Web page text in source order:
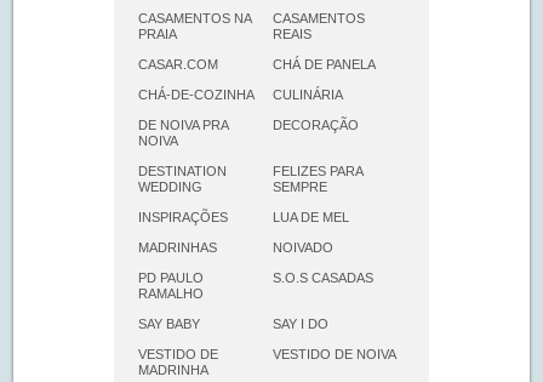
CASAMENTOS NA
PRAIA
CASAMENTOS
REAIS
CASAR.COM CHÁ DE PANELA
CHÁ-DE-COZINHA CULINÁRIA
DE NOIVA PRA
NOIVA
DECORAÇÃO
DESTINATION
WEDDING
FELIZES PARA
SEMPRE
INSPIRAÇÕES LUA DE MEL
MADRINHAS NOIVADO
PD PAULO
RAMALHO
S.O.S CASADAS
SAY BABY SAY I DO
VESTIDO DE
MADRINHA
VESTIDO DE NOIVA